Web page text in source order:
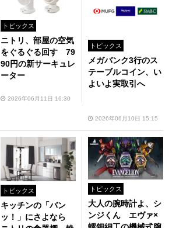
トピックス
ニトリ、部屋の空気
をぐるぐる回す 79
90円の新サーキュレ
ーター
2026年06月11日 16:30
トピックス
メガバンク3行のス
テーブルコイン、い
よいよ実取引へ
2026年06月10日 15:15
トピックス
キッチンの「バン
ッ！」にさよなら
トピックス
大人の腕時計よ、シ
ンジくん エヴァ×